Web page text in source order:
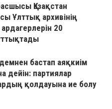
Қазақстан
Ұлттық архивінің
20
бастап аяқкиім
дейін: партиялар
қолдауына ие болу